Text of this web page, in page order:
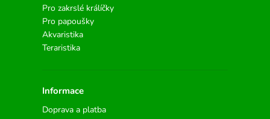
Pro zakrslé králíčky
Pro papoušky
Akvaristika
Teraristika
Informace
Doprava a platba